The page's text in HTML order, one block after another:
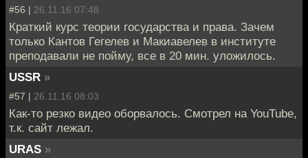
#56 | 26.11.16 07:48
Краткий курс теории государства и права. Зачем
только Кантов Гегелев и Макиавелев в институте
преподавали не пойму, все в 20 мин. уложилось.
USSR »
#57 | 26.11.16 08:03
Как-то резко видео оборвалось. Смотрел на YouTube,
т.к. сайт лежал.
URAS »